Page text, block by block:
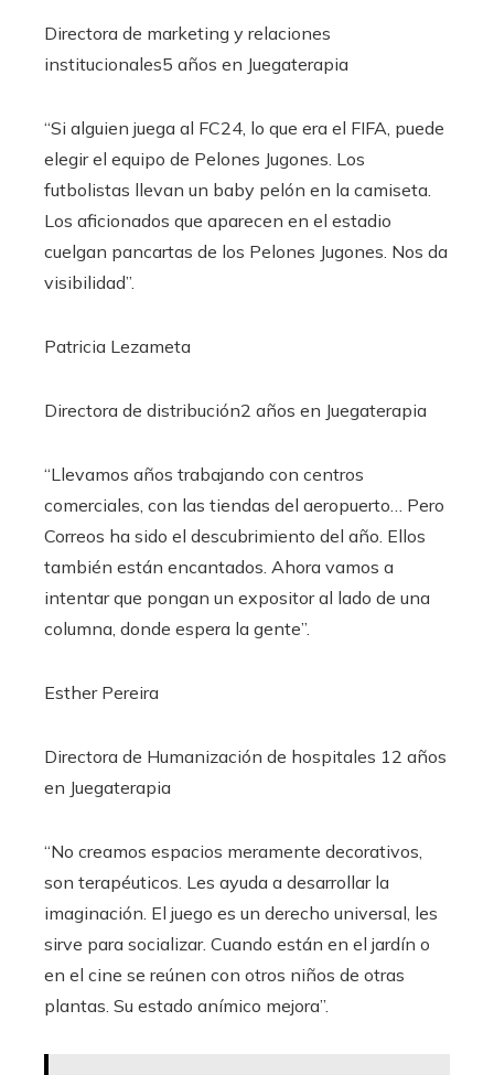
Directora de marketing y relaciones
institucionales5 años en Juegaterapia
“Si alguien juega al FC24, lo que era el FIFA, puede
elegir el equipo de Pelones Jugones. Los
futbolistas llevan un baby pelón en la camiseta.
Los aficionados que aparecen en el estadio
cuelgan pancartas de los Pelones Jugones. Nos da
visibilidad”.
Patricia Lezameta
Directora de distribución2 años en Juegaterapia
“Llevamos años trabajando con centros
comerciales, con las tiendas del aeropuerto… Pero
Correos ha sido el descubrimiento del año. Ellos
también están encantados. Ahora vamos a
intentar que pongan un expositor al lado de una
columna, donde espera la gente”.
Esther Pereira
Directora de Humanización de hospitales 12 años
en Juegaterapia
“No creamos espacios meramente decorativos,
son terapéuticos. Les ayuda a desarrollar la
imaginación. El juego es un derecho universal, les
sirve para socializar. Cuando están en el jardín o
en el cine se reúnen con otros niños de otras
plantas. Su estado anímico mejora”.